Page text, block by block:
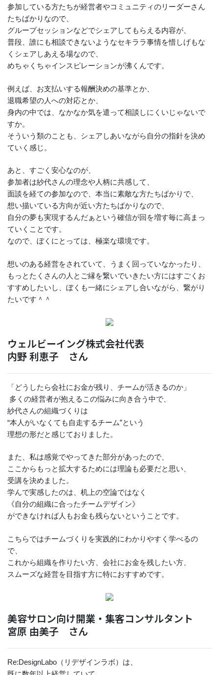
参加している方たちが経営者やコミュニティのリーダーさん
たちばかりなので、
グループセッションなどでシェアしてもらえる内容が、
普段、誰にも相談できないようなセキララ事情を惜しげもな
くシェアしあえる場なので、
めちゃくちゃインスピレーションが沸くんです。
例えば、お支払いする報酬決めの基準とか、
退職希望の人への対応とか、
身内の中では、なかなか気を遣って相談しにくいじゃないで
すか。
そういう類のことも、シェアしあいながら自分の指針を決め
ていく感じ。
あと、すごく安心なのが、
参加者は紗代さんの理念や人柄に共感して、
面談を経ての参加なので、本当に素敵な方たちばかりで、
想い描いている方向が近い方たちばかりなので、
自分の夢も実現するんだぁという確信が回を増す毎に高まっ
ていくことです。
なので、ぼくにとっては、極楽な環境です。
想いのある経営をされていて、うまく回っていなかったり、
もっとたくさんの人とご縁を繋いでいきたい方にはすごくお
すすめしたいし、ぼくも一緒にシェアし合いながら、繋がり
たいです＾＾
ウェルビーイング株式会社代表
内野 利恵子 さん
「どうしたら会社にお金が残り、チームが活きるのか」
多くの経営者が抱えるこの悩みに向き合う中で、
紗代さんの組織づくりは
“本人がいなくても自走するチーム”という
理想の形だと感じておりました。
また、私は感覚でやってきた部分があったので、
ここからもっと拡大するためには理論も必要だと思い、
受講を決めました。
学んで実感したのは、机上の空論ではなく
《自分の組織に合ったチームデザイン》
ができなければ人もお金も残らないということです。
こちらではチームづくりを実践的にわかりやすく学べるの
で、
これから組織を作りたい方、会社にお金を残したい方、
スムーズな経営を目指す方に特におすすめです。
美容サロン向け開業・集客コンサルタント
宮原 由美子 さん
Re:DesignLabo（リデザインラボ）は、